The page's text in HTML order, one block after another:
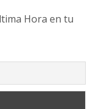
Hora en tu